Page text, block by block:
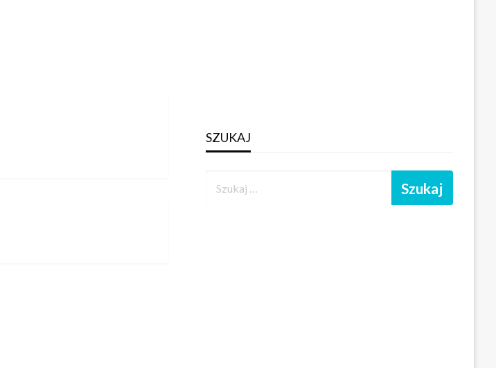
SZUKAJ